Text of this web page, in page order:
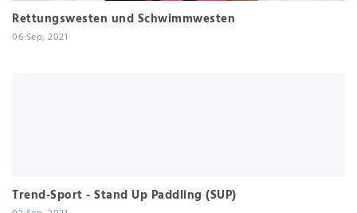
Rettungswesten und Schwimmwesten
06 Sep, 2021
Trend-Sport - Stand Up Paddling (SUP)